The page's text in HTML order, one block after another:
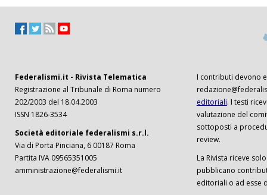
Federalismi.it - Rivista Telematica
Registrazione al Tribunale di Roma numero
202/2003 del 18.04.2003
ISSN 1826-3534
Società editoriale federalismi s.r.l.
Via di Porta Pinciana, 6 00187 Roma
Partita IVA 09565351005
amministrazione@federalismi.it
I contributi devono
editoriali. I testi
valutazione del
sottoposti a
review.
La Rivista riceve
pubblicano
editoriali o ad esse